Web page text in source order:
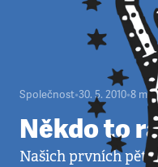
Společnost•30. 5. 2010•8
Někdo to
Našich prvních pět